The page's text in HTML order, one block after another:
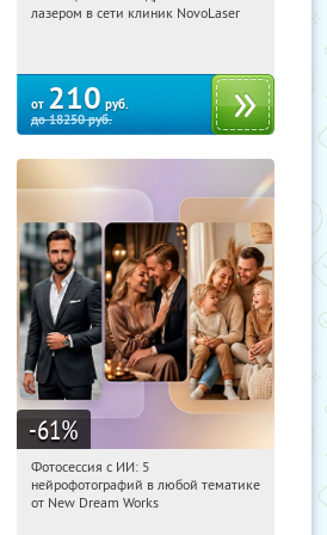
лазером в сети клиник NovoLaser
от 210 руб.
до18250руб.
-61%
10:50:46
Россия
Фотосессия с ИИ: 5
нейрофотографий в любой тематике
от New Dream Works